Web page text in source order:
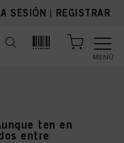
SESIÓN | REGISTRAR
MENÚ
ten en
entre